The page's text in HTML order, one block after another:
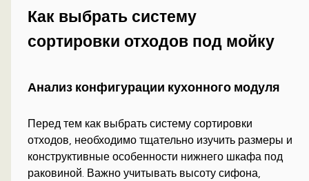
Как выбрать систему
сортировки отходов под мойку
Анализ конфигурации кухонного модуля
Перед тем как выбрать систему сортировки
отходов, необходимо тщательно изучить размеры и
конструктивные особенности нижнего шкафа под
раковиной. Важно учитывать высоту сифона,